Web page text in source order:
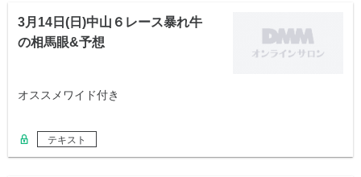
3月14日(日)中山６レース暴れ牛
の相馬眼&予想
オススメワイド付き
テキスト